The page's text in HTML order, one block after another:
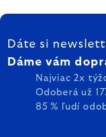
ZÁPÄTIE
Dáte si
Dáme vám
Najviac 2x
Odoberá už
85 % ľudí